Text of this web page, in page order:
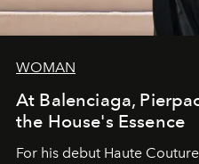
WOMAN
At Balenciaga,
the House's Essence
For his debut Haute Couture